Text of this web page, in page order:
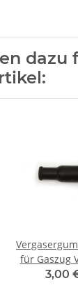
dazu
für Gaszug
Ural, Dnepr,
3,00